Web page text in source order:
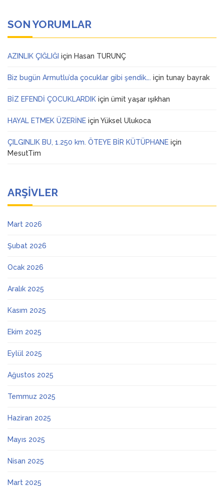
SON YORUMLAR
AZINLIK ÇIĞLIĞI için Hasan TURUNÇ
Biz bugün Armutlu’da çocuklar gibi şendik…. için tunay bayrak
BİZ EFENDİ ÇOCUKLARDIK için ümit yaşar ışıkhan
HAYAL ETMEK ÜZERİNE için Yüksel Ulukoca
ÇILGINLIK BU, 1.250 km. ÖTEYE BİR KÜTÜPHANE için
MesutTim
ARŞIVLER
Mart 2026
Şubat 2026
Ocak 2026
Aralık 2025
Kasım 2025
Ekim 2025
Eylül 2025
Ağustos 2025
Temmuz 2025
Haziran 2025
Mayıs 2025
Nisan 2025
Mart 2025